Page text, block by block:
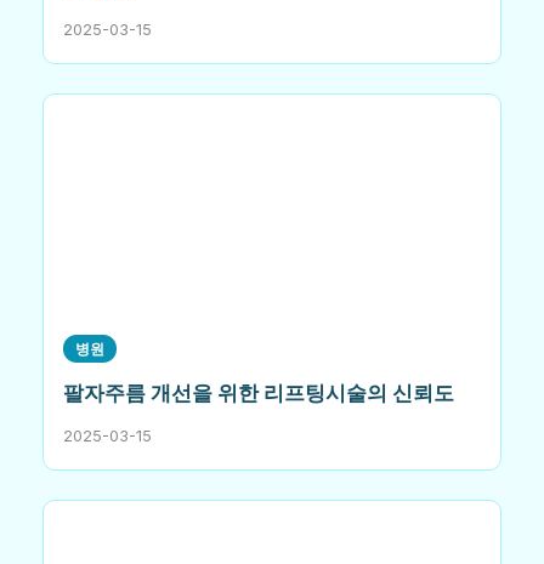
2025-03-15
병원
팔자주름 개선을 위한 리프팅시술의 신뢰도
2025-03-15